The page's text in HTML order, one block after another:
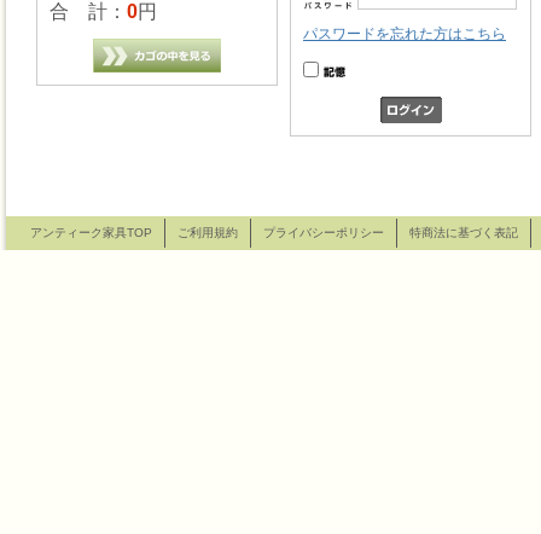
合 計： 0円
パスワードを忘れた方はこちら
アンティーク家具TOP ご利用規約 プライバシーポリシー 特商法に基づく表記